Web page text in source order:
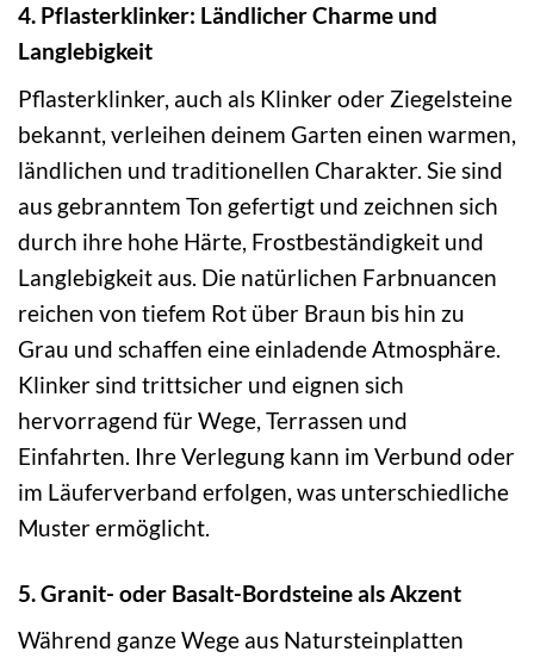
4. Pflasterklinker: Ländlicher Charme und
Langlebigkeit
Pflasterklinker, auch als Klinker oder Ziegelsteine
bekannt, verleihen deinem Garten einen warmen,
ländlichen und traditionellen Charakter. Sie sind
aus gebranntem Ton gefertigt und zeichnen sich
durch ihre hohe Härte, Frostbeständigkeit und
Langlebigkeit aus. Die natürlichen Farbnuancen
reichen von tiefem Rot über Braun bis hin zu
Grau und schaffen eine einladende Atmosphäre.
Klinker sind trittsicher und eignen sich
hervorragend für Wege, Terrassen und
Einfahrten. Ihre Verlegung kann im Verbund oder
im Läuferverband erfolgen, was unterschiedliche
Muster ermöglicht.
5. Granit- oder Basalt-Bordsteine als Akzent
Während ganze Wege aus Natursteinplatten